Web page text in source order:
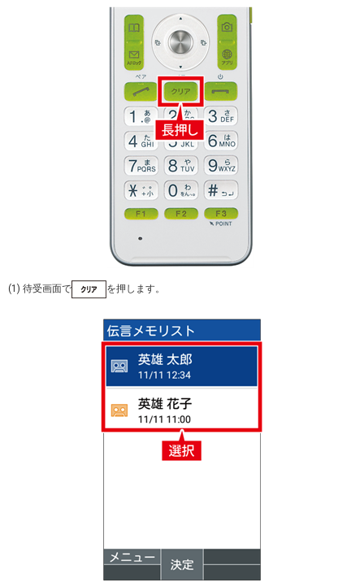
(1) 待受画面で を押します。